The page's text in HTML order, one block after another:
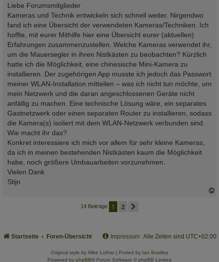
i
t
r
g
Liebe Forumsmitglieder
Kameras und Technik entwickeln sich schnell weiter. Nirgendwo
fand ich eine Übersicht der verwendeten Kameras/Techniken. Ich
hoffte, mit eurer Mithilfe hier eine Übersicht eurer (aktuellen)
Erfahrungen zusammenzustellen. Welche Kameras verwendet ihr,
um die Mauersegler in ihren Nistkästen zu beobachten? Kürzlich
hatte ich die Möglichkeit, eine chinesische Mini-Kamera zu
installieren. Der zugehörigen App musste ich jedoch das Passwort
meiner WLAN-Installation mitteilen – was ich nicht tun möchte, um
mein Netzwerk und die daran angeschlossenen Geräte nicht
anfällig zu machen. Eine technische Lösung wäre, ein separates
Gastnetzwerk oder einen separaten Router zu installieren, sodass
die Kamera(s) isoliert mit dem WLAN-Netzwerk verbunden sind.
Wie macht ihr das?
Konkret interessiere ich mich vor allem für sehr kleine Kameras,
da ich in meinen bestehenden Nistkästen kaum die Möglichkeit
habe, noch größere Umbauarbeiten vorzunehmen.
Vielen Dank
Stijn
n
14 Beiträge 1 2
Startseite Foren-Übersicht Alle Zeiten sind UTC+02:00
Impressum
Original style by Mike Lothar | Ported by Ian Bradley
Powered by phpBB® Forum Software © phpBB Limited